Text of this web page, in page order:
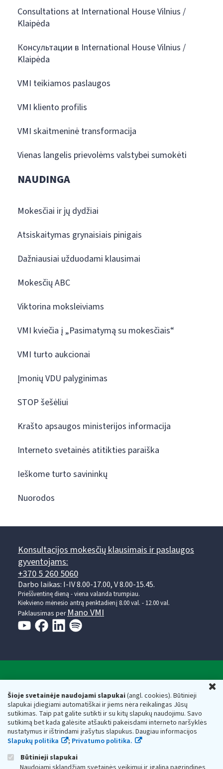
Šioje svetainėje naudojami slapukai(angl. cookies). Būtinieji
slapukai įdiegiami automatiškai ir jiems nėra reikalingas Jūsų
sutikimas. Taip pat galite sutikti ir su kitų slapukų naudojimu. Savo
sutikimą bet kada galėsite atšaukti pakeisdami interneto naršyklės
nustatymus ir ištrindami įrašytus slapukus. Daugiau informacijos
Slapukų politika
; Privatumo politika.
Būtinieji slapukai
Consultations at International House Vilnius /
Klaipėda
Консультации в International House Vilnius /
Klaipėda
VMI teikiamos paslaugos
VMI kliento profilis
VMI skaitmeninė transformacija
Vienas langelis prievolėms valstybei sumokėti
NAUDINGA
Mokesčiai ir jų dydžiai
Atsiskaitymas grynaisiais pinigais
Dažniausiai užduodami klausimai
Mokesčių ABC
Viktorina moksleiviams
VMI kviečia į „Pasimatymą su mokesčiais“
VMI turto aukcionai
Įmonių VDU palyginimas
STOP šešėliui
Krašto apsaugos ministerijos informacija
Interneto svetainės atitikties paraiška
Ieškome turto savininkų
Nuorodos
Konsultacijos mokesčių klausimais ir paslaugos
gyventojams:
+370 5 260 5060
Darbo laikas: I-IV 8.00-17.00, V 8.00-15.45.
Prieššventinę dieną - viena valanda trumpiau.
Kiekvieno mėnesio antrą penktadienį 8.00 val. - 12.00 val.
Paklausimas per Mano VMI
Respublikos finansų ministerijos
Biudžetinė įstaiga. Juridinio asmens kodas — 188659752,
adresas: Vasario 16-osios g. 14, 01107 Vilnius, Lietuva, el.paštas:
vmi@vmi.lt, E. pristatymo dėžutės adresas 188659752
Duomenys apie Valstybinę mokesčių inspekciją prie Lietuvos
Respublikos finansų ministerijos kaupiami ir saugomi Juridinių